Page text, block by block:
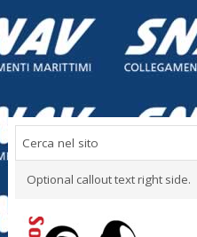
Optional callout text right side.